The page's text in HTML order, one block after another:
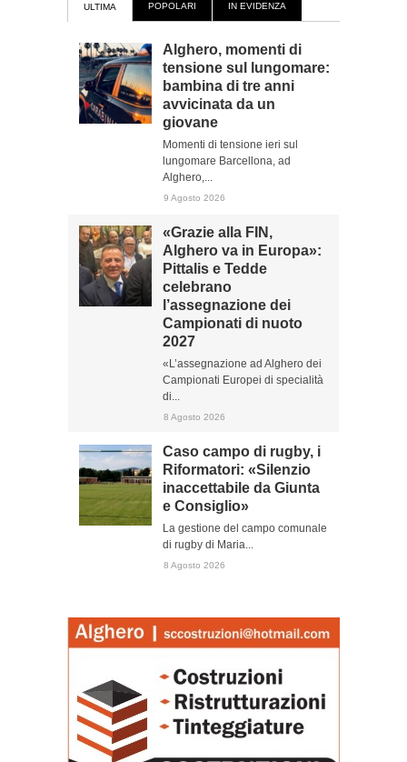
ULTIMA POPOLARI IN EVIDENZA
Alghero, momenti di
tensione sul lungomare:
bambina di tre anni
avvicinata da un
giovane
Momenti di tensione ieri sul
lungomare Barcellona, ad
Alghero,...
9 Agosto 2026
«Grazie alla FIN,
Alghero va in Europa»:
Pittalis e Tedde
celebrano
l’assegnazione dei
Campionati di nuoto
2027
«L’assegnazione ad Alghero dei
Campionati Europei di specialità
di...
8 Agosto 2026
Caso campo di rugby, i
Riformatori: «Silenzio
inaccettabile da Giunta
e Consiglio»
La gestione del campo comunale
di rugby di Maria...
8 Agosto 2026